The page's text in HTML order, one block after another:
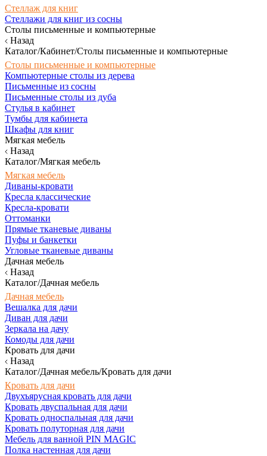
Стеллаж для книг
Стеллажи для книг из сосны
Столы письменные и компьютерные
Назад
Каталог/Кабинет/Столы письменные и компьютерные
Столы письменные и компьютерные
Компьютерные столы из дерева
Письменные из сосны
Письменные столы из дуба
Стулья в кабинет
Тумбы для кабинета
Шкафы для книг
Мягкая мебель
Назад
Каталог/Мягкая мебель
Мягкая мебель
Диваны-кровати
Кресла классические
Кресла-кровати
Оттоманки
Прямые тканевые диваны
Пуфы и банкетки
Угловые тканевые диваны
Дачная мебель
Назад
Каталог/Дачная мебель
Дачная мебель
Вешалка для дачи
Диван для дачи
Зеркала на дачу
Комоды для дачи
Кровать для дачи
Назад
Каталог/Дачная мебель/Кровать для дачи
Кровать для дачи
Двухъярусная кровать для дачи
Кровать двуспальная для дачи
Кровать односпальная для дачи
Кровать полуторная для дачи
Мебель для ванной PIN MAGIC
Полка настенная для дачи